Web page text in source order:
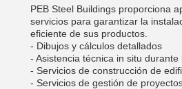
PEB Steel Buildings proporciona
servicios para garantizar la
eficiente de sus productos.
- Dibujos y cálculos detallados
- Asistencia técnica in situ durante
- Servicios de construcción de
- Servicios de gestión de